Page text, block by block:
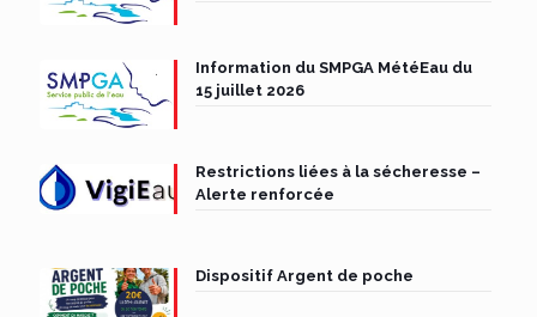
Information du SMPGA MétéEau du
15 juillet 2026
Restrictions liées à la sécheresse –
Alerte renforcée
Dispositif Argent de poche